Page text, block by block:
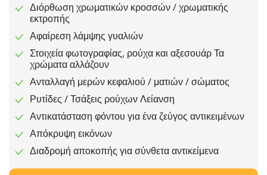
Διόρθωση χρωματικών κροσσών / χρωματικής
εκτροπής
Αφαίρεση λάμψης γυαλιών
Στοιχεία φωτογραφίας, ρούχα και αξεσουάρ Τα
χρώματα αλλάζουν
Ανταλλαγή μερών κεφαλιού / ματιών / σώματος
Ρυτίδες / Τσάξεις ρούχων Λείανση
Αντικατάσταση φόντου για ένα ζεύγος αντικειμένων
Απόκρυψη εικόνων
Διαδρομή αποκοπής για σύνθετα αντικείμενα